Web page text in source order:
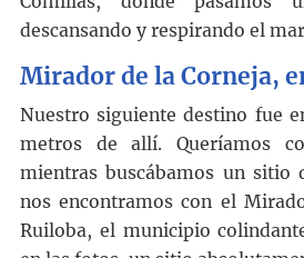
descansando y respirando el
Mirador de la Corneja,
Nuestro siguiente destino fue
metros de allí. Queríamos
mientras buscábamos un sitio
nos encontramos con el
Ruiloba, el municipio